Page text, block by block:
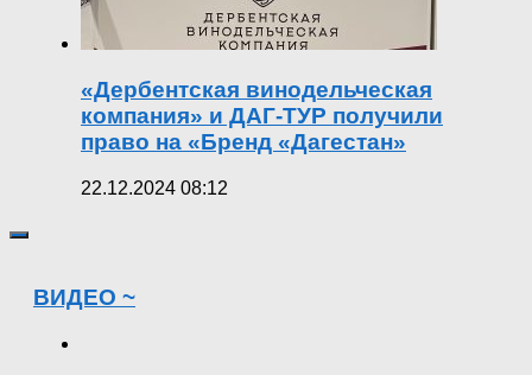
«Дербентская винодельческая
компания» и ДАГ-ТУР получили
право на «Бренд «Дагестан»
22.12.2024 08:12
ВИДЕО ~